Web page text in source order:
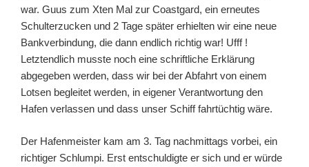
war. Guus zum Xten Mal zur Coastgard, ein erneutes
Schulterzucken und 2 Tage später erhielten wir eine neue
Bankverbindung, die dann endlich richtig war! Ufff !
Letztendlich musste noch eine schriftliche Erklärung
abgegeben werden, dass wir bei der Abfahrt von einem
Lotsen begleitet werden, in eigener Verantwortung den
Hafen verlassen und dass unser Schiff fahrtüchtig wäre.
Der Hafenmeister kam am 3. Tag nachmittags vorbei, ein
richtiger Schlumpi. Erst entschuldigte er sich und er würde